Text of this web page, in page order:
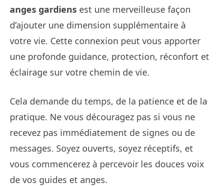
anges gardiens est une merveilleuse façon
d’ajouter une dimension supplémentaire à
votre vie. Cette connexion peut vous apporter
une profonde guidance, protection, réconfort et
éclairage sur votre chemin de vie.
Cela demande du temps, de la patience et de la
pratique. Ne vous découragez pas si vous ne
recevez pas immédiatement de signes ou de
messages. Soyez ouverts, soyez réceptifs, et
vous commencerez à percevoir les douces voix
de vos guides et anges.